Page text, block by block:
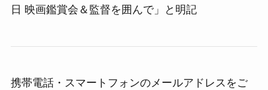
日 映画鑑賞会＆監督を囲んで」と明記
携帯電話・スマートフォンのメールアドレスをご